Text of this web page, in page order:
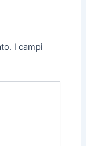
I campi